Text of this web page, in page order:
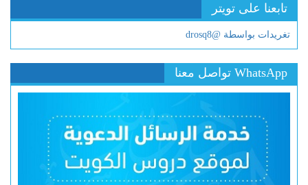
تابعنا على تويتر
تغريدات بواسطة @drosq8
WhatsApp تواصل معنا